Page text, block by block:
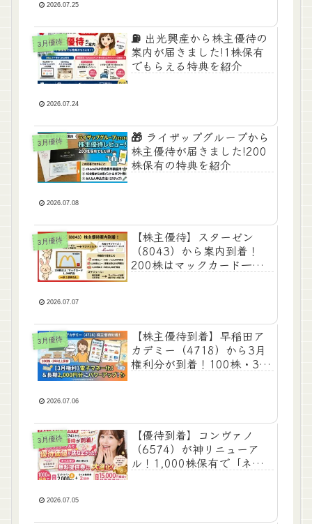
2026.07.25
3月優待
⛽ 出光興産から株主優待の
案内が届きました!1株保有
でもらえる特典を紹介
2026.07.24
3月優待
🎁 ライザップグループから
株主優待が届きました!200
株保有の特典を紹介
2026.07.08
3月優待
【株主優待】スターゼン
（8043）から案内到着！
200株はマックカード一択
2026.07.07
3月優待
【株主優待到着】早稲田ア
カデミー（4718）から3月
権利分が到着！100株・3年
2026.07.06
3月優待
【優待到着】コンヴァノ
（6574）が神リニューア
ル！1,000株保有で「ネイ
2026.07.05